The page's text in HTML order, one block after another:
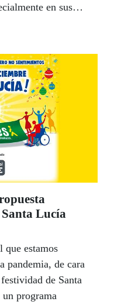
en sus
Lucía
que estamos
pandemia, de cara
de Santa
programa